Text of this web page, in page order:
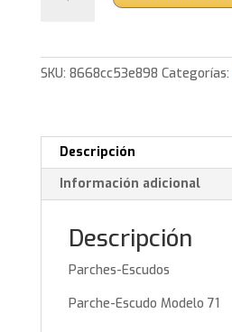
cantidad
SKU: 8668cc53e898 Categorías:
Descripción
Información adicional
Descripción
Parches-Escudos
Parche-Escudo Modelo 71